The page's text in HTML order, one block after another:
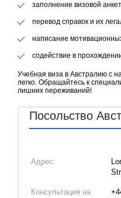
заполнение визовой
перевод справок и их
написание
содействие в
Учебная виза в Австралию с
легко. Обращайтесь к
лишних переживаний!
Посольство
Адрес:
Консультация на